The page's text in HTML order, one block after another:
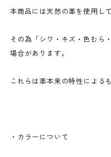
本商品には天然の革を使用し
その為「シワ・キズ・色むら
場合があります。
これらは革本来の特性による
・カラーについて